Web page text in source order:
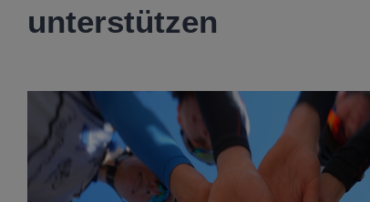
unterstützen
Video-
Player